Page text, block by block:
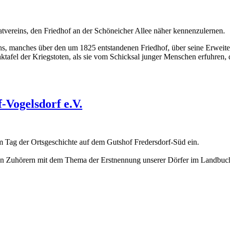
den Friedhof an der Schöneicher Allee näher kennenzulernen.
über den um 1825 entstandenen Friedhof, über seine
der Kriegstoten, als sie vom Schicksal junger Menschen
e.V.
der Ortsgeschichte auf dem Gutshof Fredersdorf-Süd ein.
mit dem Thema der Erstnennung unserer Dörfer im